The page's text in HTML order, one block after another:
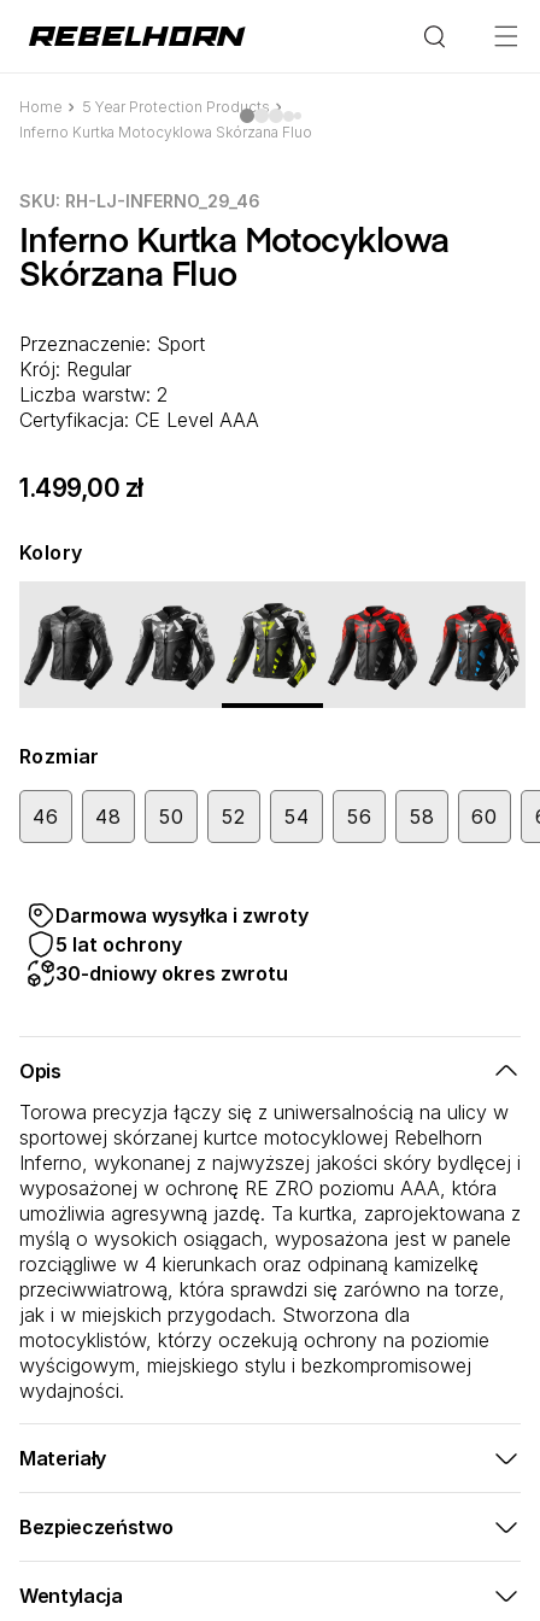
do treści
Home
5 Year Protection Products
Inferno Kurtka Motocyklowa Skórzana Fluo
Pomiń,
aby
o
produkcie
SKU:
SKU: RH-LJ-INFERNO_29_46
Inferno Kurtka Motocyklowa
Skórzana Fluo
Przeznaczenie: Sport
Krój: Regular
Liczba warstw: 2
Certyfikacja: CE Level AAA
Cena
1.499,00 zł
Kolory
Rozmiar
46 48 50 52 54 56 58 60
Darmowa wysyłka i zwroty
5 lat ochrony
30-dniowy okres zwrotu
Opis
Torowa precyzja łączy się z uniwersalnością na ulicy w
sportowej skórzanej kurtce motocyklowej Rebelhorn
Inferno, wykonanej z najwyższej jakości skóry bydlęcej i
wyposażonej w ochronę RE ZRO poziomu AAA, która
umożliwia agresywną jazdę. Ta kurtka, zaprojektowana z
myślą o wysokich osiągach, wyposażona jest w panele
rozciągliwe w 4 kierunkach oraz odpinaną kamizelkę
przeciwwiatrową, która sprawdzi się zarówno na torze,
jak i w miejskich przygodach. Stworzona dla
motocyklistów, którzy oczekują ochrony na poziomie
wyścigowym, miejskiego stylu i bezkompromisowej
wydajności.
Materiały
Wysokowydajna konstrukcja do jazdy sportowej:
użytku na torze i ulicy
Nylon elastyczny w 4 kierunkach
- maksymalna
Bezpieczeństwo
System bezpieczeństwa na poziomie wyścigowym do
agresywnej jazdy:
Wentylacja